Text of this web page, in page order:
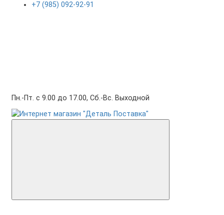
+7 (985) 092-92-91
Пн.-Пт. с 9.00 до 17.00, Сб.-Вс. Выходной